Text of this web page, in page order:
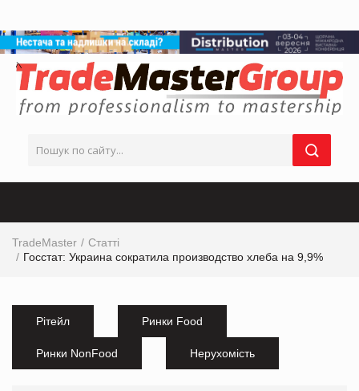
TradeMaster
Статті
Госстат: Украина сократила производство хлеба на 9,9%
Рітейл Ринки Food
Ринки NonFood Нерухомість